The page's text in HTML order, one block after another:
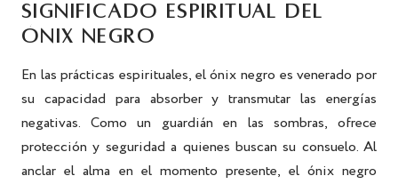
SIGNIFICADO ESPIRITUAL DEL
ÓNIX NEGRO
En las prácticas espirituales, el ónix negro es venerado por
su capacidad para absorber y transmutar las energías
negativas. Como un guardián en las sombras, ofrece
protección y seguridad a quienes buscan su consuelo. Al
anclar el alma en el momento presente, el ónix negro